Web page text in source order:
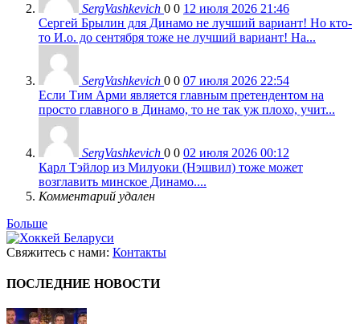
SergVashkevich 0 0 12 июля 2026 21:46
Сергей Брылин для Динамо не лучший вариант! Но кто-
то И.о. до сентября тоже не лучший вариант! На...
SergVashkevich 0 0 07 июля 2026 22:54
Если Тим Арми является главным претендентом на
просто главного в Динамо, то не так уж плохо, учит...
SergVashkevich 0 0 02 июля 2026 00:12
Карл Тэйлор из Милуоки (Нэшвил) тоже может
возглавить минское Динамо....
Комментарий удален
Больше
Свяжитесь с нами: Контакты
ПОСЛЕДНИЕ НОВОСТИ